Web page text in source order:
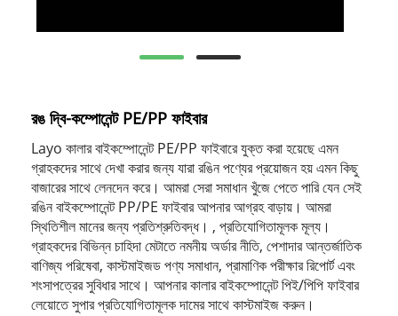
রঙ দ্বি-কম্পোনেন্ট PE/PP ফাইবার
Layo কালার বাইকম্পোনেন্ট PE/PP ফাইবারে যুক্ত করা হয়েছে এমন
গ্রাহকদের সাথে দেখা করার জন্য যারা রঙিন পণ্যের প্রয়োজন হয় এমন কিছু
বাজারের সাথে লেনদেন করে। আমরা সেরা সমাধান খুঁজে পেতে পারি যেন সেই
রঙিন বাইকম্পোনেন্ট PP/PE ফাইবার আপনার আগ্রহ বাড়ায়। আমরা
স্থিতিশীল মানের জন্য প্রতিশ্রুতিবদ্ধ। , প্রতিযোগিতামূলক মূল্য।
গ্রাহকদের বিভিন্ন চাহিদা মেটাতে নমনীয় অর্ডার নীতি, পেশাদার আন্তর্জাতিক
বাণিজ্য পরিষেবা, কাস্টমাইজড পণ্য সমাধান, প্রামাণিক পরীক্ষার রিপোর্ট এবং
শংসাপত্রের সুবিধার সাথে। আপনার কালার বাইকম্পোনেন্ট পিই/পিপি ফাইবার
লেয়োতে ​​সুপার প্রতিযোগিতামূলক দামের সাথে কাস্টমাইজ করুন।